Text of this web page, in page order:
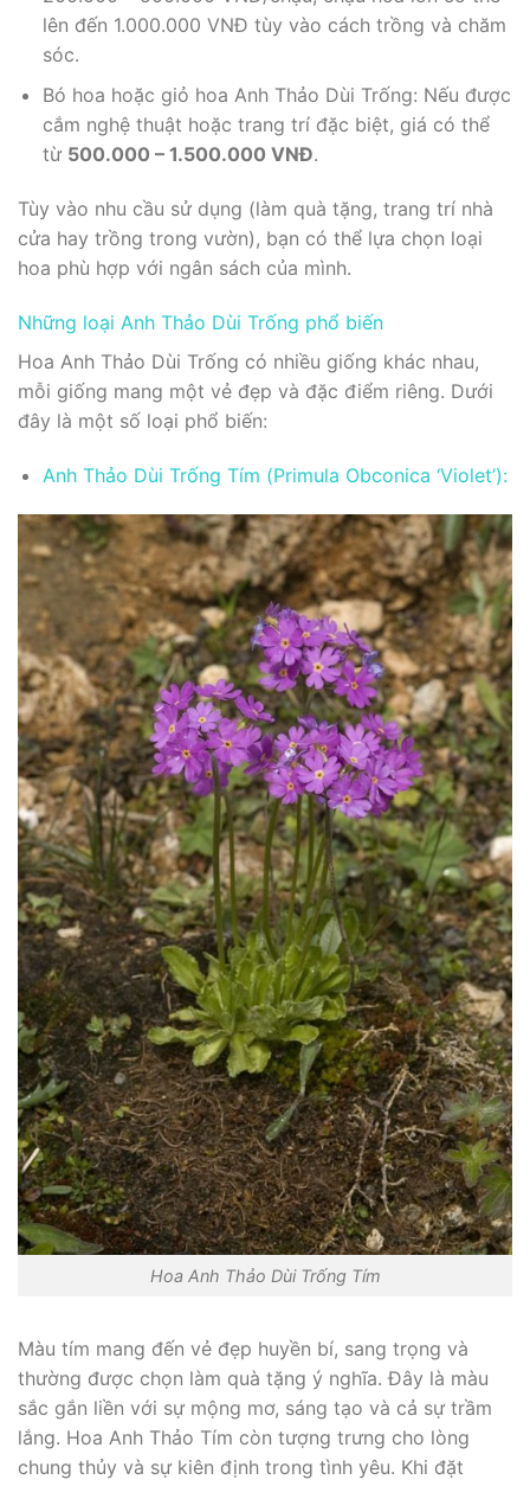
lên đến 1.000.000 VNĐ tùy vào cách trồng và chăm
sóc.
Bó hoa hoặc giỏ hoa Anh Thảo Dùi Trống: Nếu được
cắm nghệ thuật hoặc trang trí đặc biệt, giá có thể
từ 500.000 – 1.500.000 VNĐ.
Tùy vào nhu cầu sử dụng (làm quà tặng, trang trí nhà
cửa hay trồng trong vườn), bạn có thể lựa chọn loại
hoa phù hợp với ngân sách của mình.
Những loại Anh Thảo Dùi Trống phổ biến
Hoa Anh Thảo Dùi Trống có nhiều giống khác nhau,
mỗi giống mang một vẻ đẹp và đặc điểm riêng. Dưới
đây là một số loại phổ biến:
Anh Thảo Dùi Trống Tím (Primula Obconica ‘Violet’):
Hoa Anh Thảo Dùi Trống Tím
Màu tím mang đến vẻ đẹp huyền bí, sang trọng và
thường được chọn làm quà tặng ý nghĩa. Đây là màu
sắc gắn liền với sự mộng mơ, sáng tạo và cả sự trầm
lắng. Hoa Anh Thảo Tím còn tượng trưng cho lòng
chung thủy và sự kiên định trong tình yêu. Khi đặt